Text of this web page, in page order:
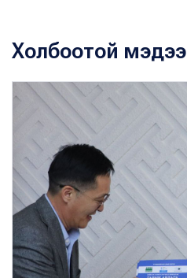
Холбоотой мэдээ